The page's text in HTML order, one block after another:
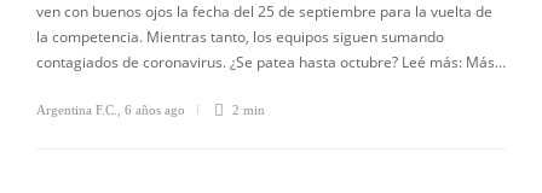
ven con buenos ojos la fecha del 25 de septiembre para la vuelta de
la competencia. Mientras tanto, los equipos siguen sumando
contagiados de coronavirus. ¿Se patea hasta octubre? Leé más: Más…
Argentina F.C. 6 años ago 2 min